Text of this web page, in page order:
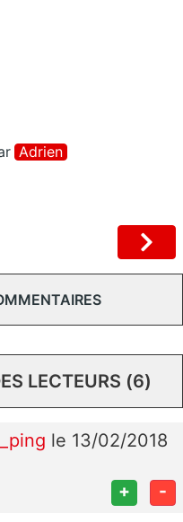
Adrien
LECTEURS (6)
le 13/02/2018
+ -